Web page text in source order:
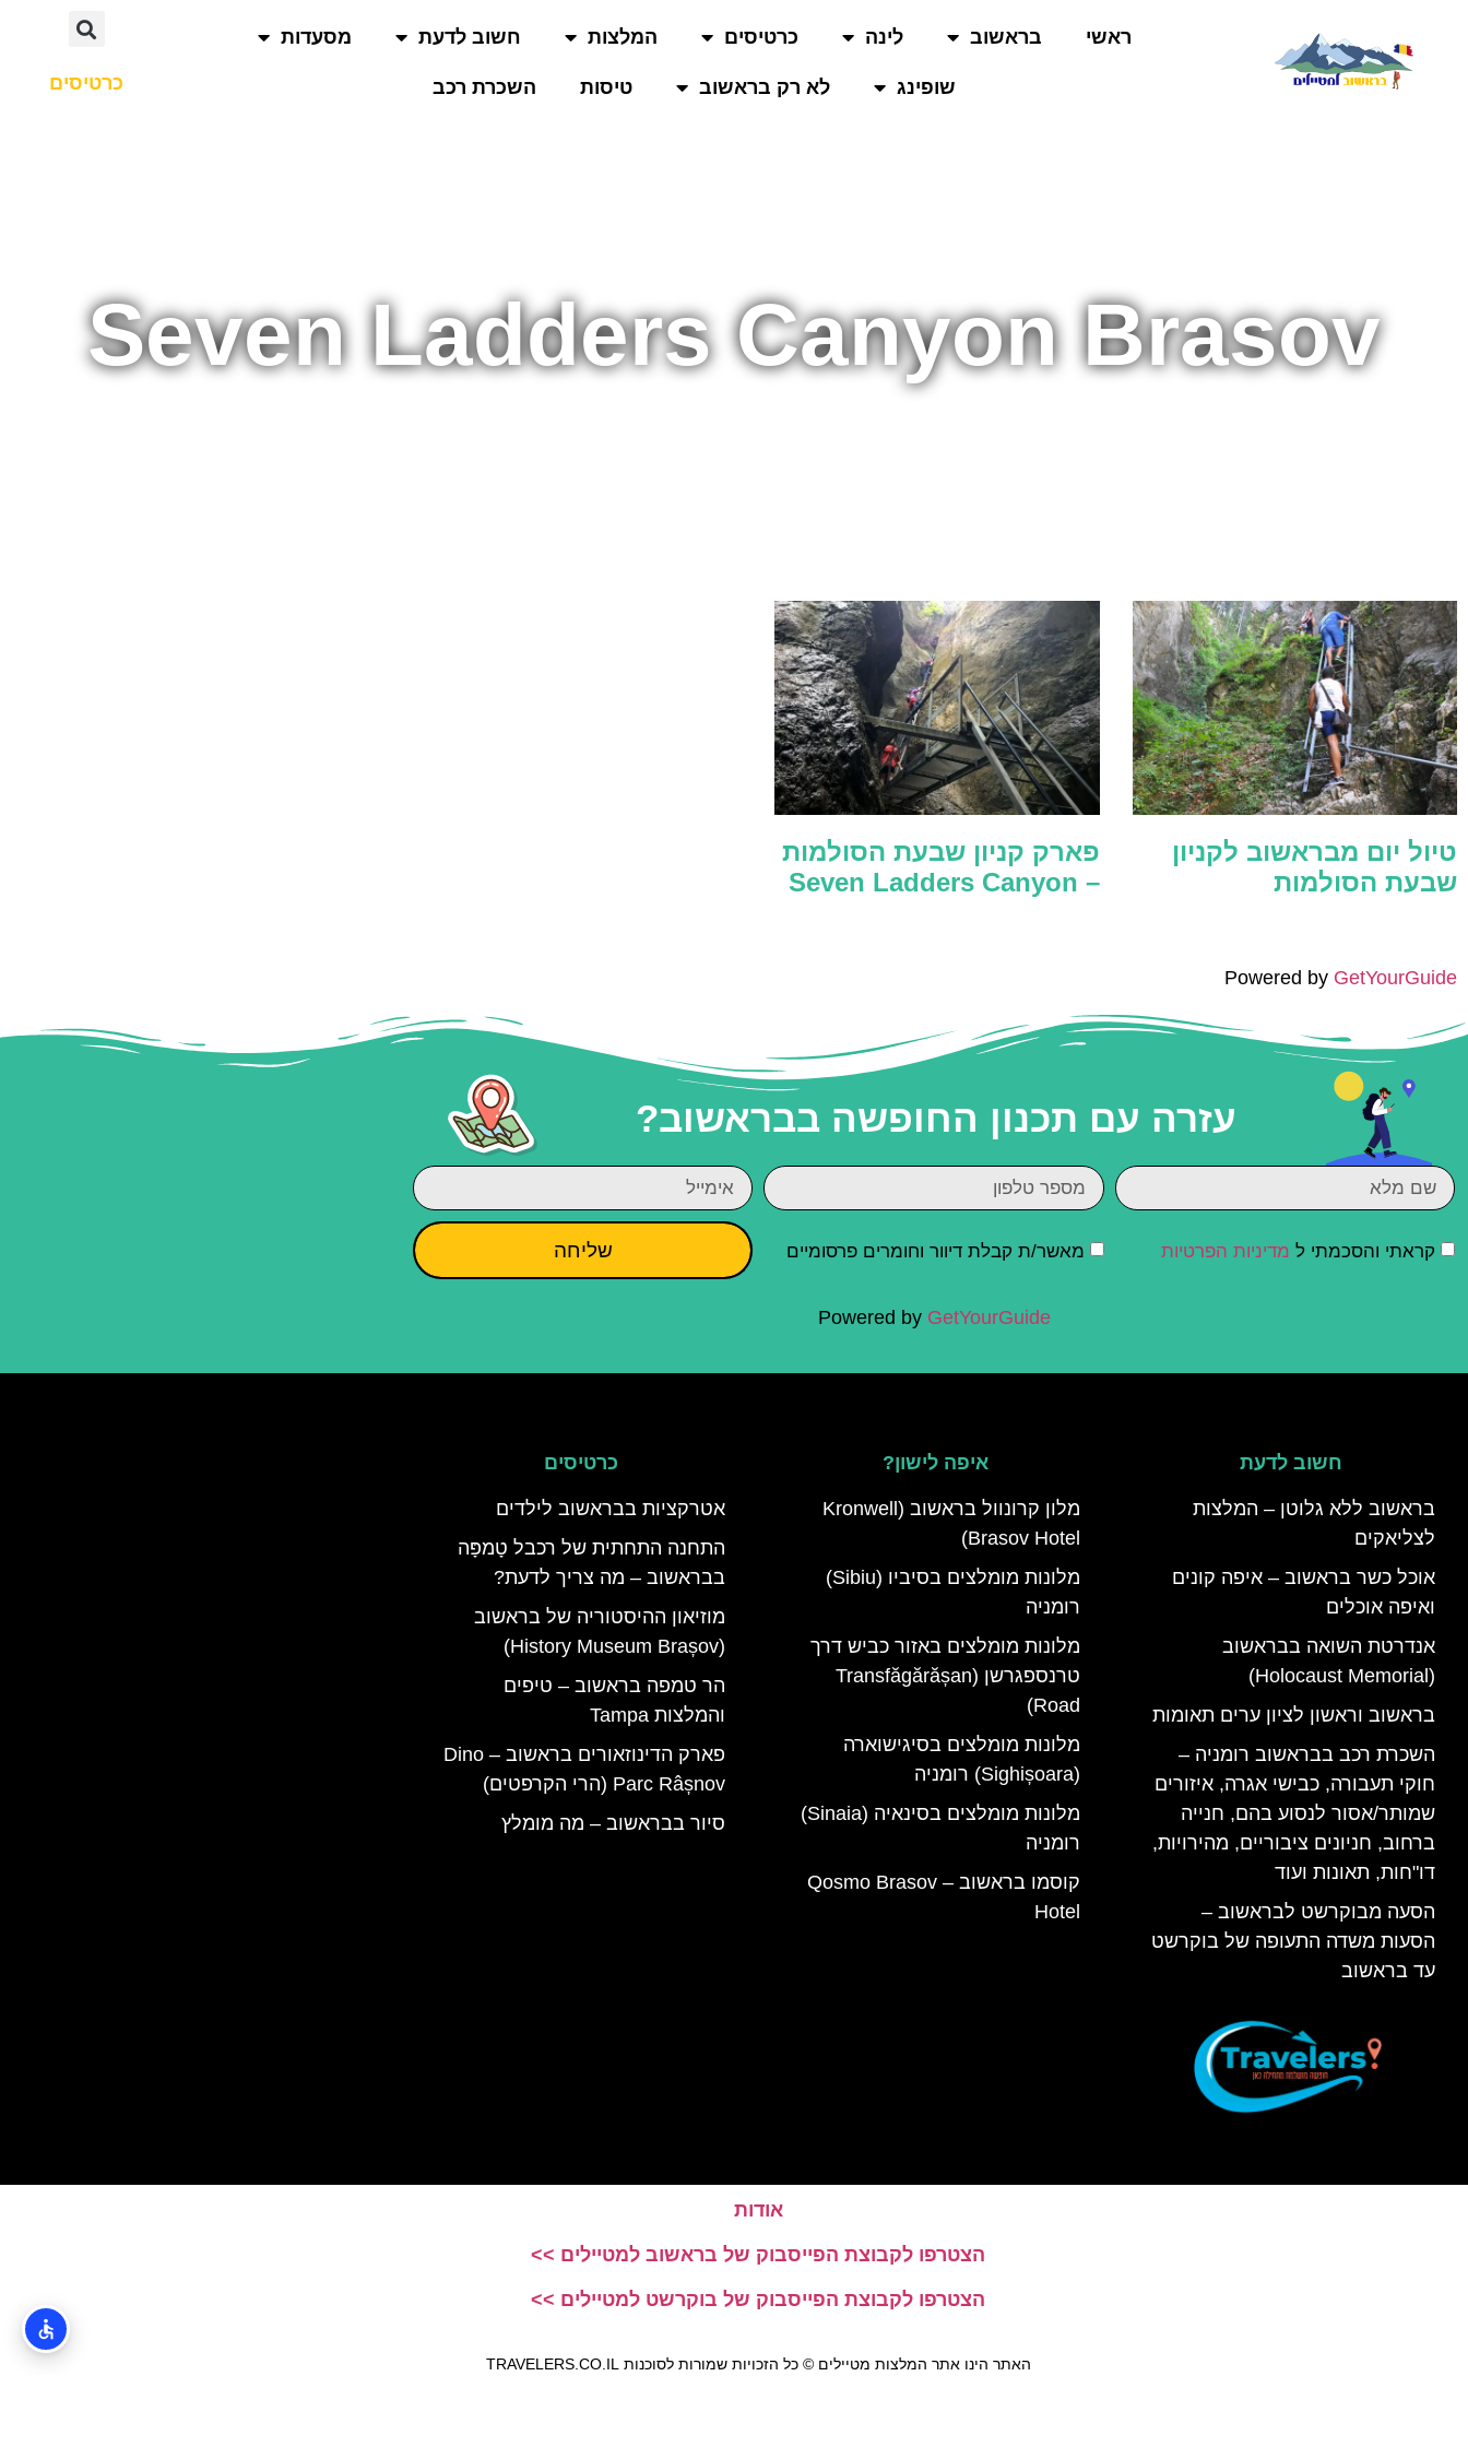
ראשי בראשוב לינה כרטיסים המלצות חשוב לדעת מסעדות
שופינג לא רק בראשוב טיסות השכרת רכב כרטיסים
Seven Ladders Canyon Brasov
טיול יום מבראשוב לקניון
שבעת הסולמות
פארק קניון שבעת הסולמות
– Seven Ladders Canyon
Powered by GetYourGuide
עזרה עם תכנון החופשה בבראשוב?
קראתי והסכמתי ל מדיניות הפרטיות מאשר/ת קבלת דיוור וחומרים פרסומיים שליחה
Powered by GetYourGuide
חשוב לדעת
בראשוב ללא גלוטן – המלצות
לצליאקים
אוכל כשר בראשוב – איפה קונים
ואיפה אוכלים
אנדרטת השואה בבראשוב
(Holocaust Memorial)
בראשוב וראשון לציון ערים תאומות
השכרת רכב בבראשוב רומניה –
חוקי תעבורה, כבישי אגרה, איזורים
שמותר/אסור לנסוע בהם, חנייה
ברחוב, חניונים ציבוריים, מהירויות,
דו"חות, תאונות ועוד
הסעה מבוקרשט לבראשוב –
הסעות משדה התעופה של בוקרשט
עד בראשוב
איפה לישון?
מלון קרונוול בראשוב (Kronwell
Brasov Hotel)
מלונות מומלצים בסיביו (Sibiu)
רומניה
מלונות מומלצים באזור כביש דרך
טרנספגרשן (Transfăgărășan
Road)
מלונות מומלצים בסיגישוארה
(Sighișoara) רומניה
מלונות מומלצים בסינאיה (Sinaia)
רומניה
קוסמו בראשוב – Qosmo Brasov
Hotel
כרטיסים
אטרקציות בבראשוב לילדים
התחנה התחתית של רכבל טָמפָּה
בבראשוב – מה צריך לדעת?
מוזיאון ההיסטוריה של בראשוב
(History Museum Brașov)
הר טמפה בראשוב – טיפים
והמלצות Tampa
פארק הדינוזאורים בראשוב – Dino
Parc Râșnov (הרי הקרפטים)
סיור בבראשוב – מה מומלץ
אודות
הצטרפו לקבוצת הפייסבוק של בראשוב למטיילים >>
הצטרפו לקבוצת הפייסבוק של בוקרשט למטיילים >>
האתר הינו אתר המלצות מטיילים © כל הזכויות שמורות לסוכנות TRAVELERS.CO.IL